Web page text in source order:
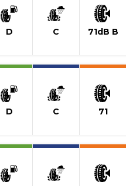
D C 71dB B
D C 71